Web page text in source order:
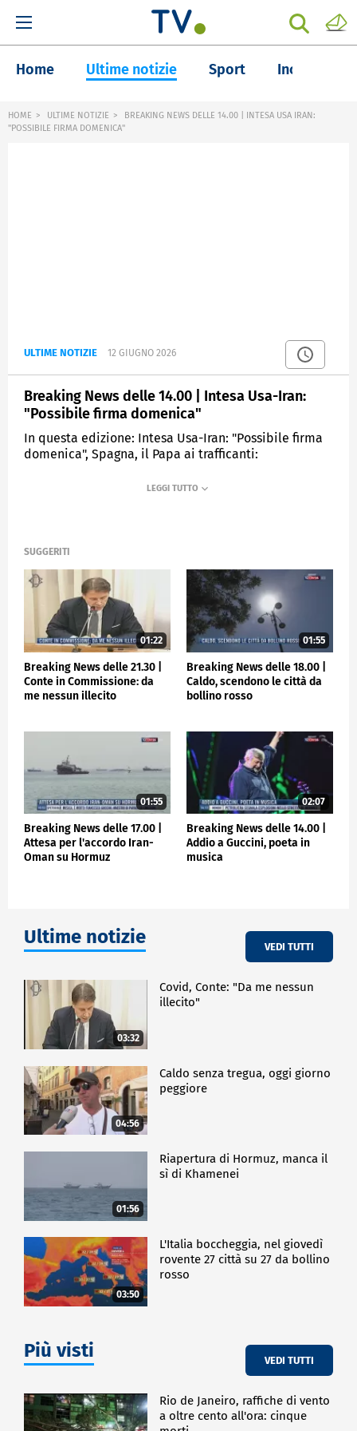
Home Ultime notizie Sport Inchieste
HOME ULTIME NOTIZIE
BREAKING NEWS DELLE 14.00 | INTESA USA IRAN:
"POSSIBILE FIRMA DOMENICA"
ULTIME NOTIZIE 12 GIUGNO 2026
Breaking News delle 14.00 | Intesa Usa-Iran:
"Possibile firma domenica"
In questa edizione: Intesa Usa-Iran: "Possibile firma
domenica", Spagna, il Papa ai trafficanti:
anno, Lago Maggiore, precipita elicottero: un morto,
MEDIASET
SUGGERITI
01:22
Breaking News delle 21.30 |
Conte in Commissione: da
me nessun illecito
01:55
Breaking News delle 18.00 |
Caldo, scendono le città da
bollino rosso
01:55
Breaking News delle 17.00 |
Attesa per l'accordo Iran-
Oman su Hormuz
02:07
Breaking News delle 14.00 |
Addio a Guccini, poeta in
musica
Ultime notizie VEDI TUTTI
03:32
Covid, Conte: "Da me nessun
illecito"
04:56
Caldo senza tregua, oggi giorno
peggiore
01:56
Riapertura di Hormuz, manca il
sì di Khamenei
03:50
L'Italia boccheggia, nel giovedì
rovente 27 città su 27 da bollino
rosso
Più visti VEDI TUTTI
Rio de Janeiro, raffiche di vento
a oltre cento all'ora: cinque